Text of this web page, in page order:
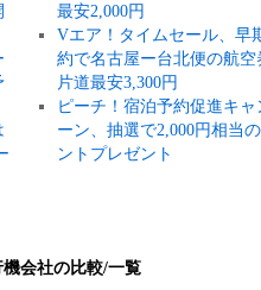
最安2,000円
Vエア！タイムセール、早
約で名古屋ー台北便の航空
片道最安3,300円
ピーチ！宿泊予約促進キャ
ーン、抽選で2,000円相当
ントプレゼント
会社の比較/一覧